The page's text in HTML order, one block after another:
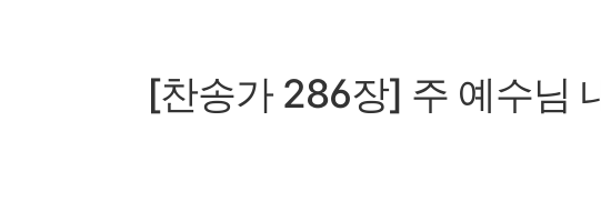
[찬송가 286장] 주 예수님